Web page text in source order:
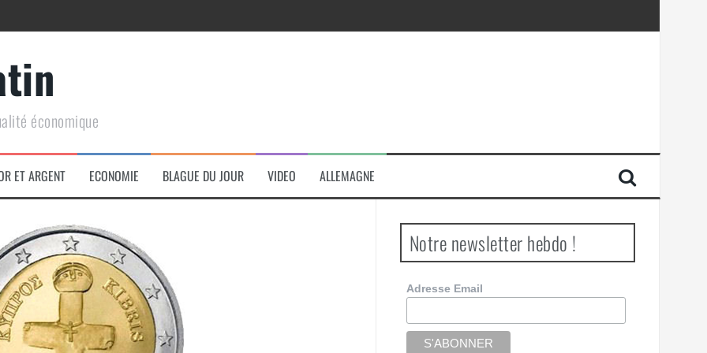
de conquête géopolitique massive
économique
ET ARGENT ECONOMIE BLAGUE DU JOUR VIDEO ALLEMAGNE
Notre newsletter hebdo !
Adresse Email